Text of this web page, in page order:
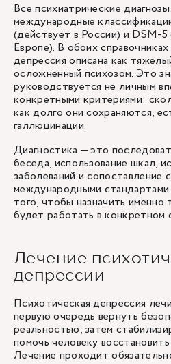
Все психиатрические
международные
(действует в России) и DSM-
Европе). В обоих
депрессия описана как
осложненный психозом. Это
руководствуется не личным
конкретными критериями:
как долго они сохраняются,
галлюцинации.
Диагностика — это
беседа, использование шкал,
заболеваний и сопоставление
международными
того, чтобы назначить
будет работать в конкретном
Лечение
депрессии
Психотическая депрессия
первую очередь вернуть
реальностью, затем
помочь человеку
Лечение проходит